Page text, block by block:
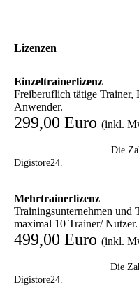
Lizenzen
Einzeltrainerlizenz
Freiberuflich tätige Trainer,
Anwender.
299,00 Euro (inkl.
Die
Digistore24.
Mehrtrainerlizenz
Trainingsunternehmen und
maximal 10 Trainer/ Nutzer.
499,00 Euro (inkl.
Die
Digistore24.